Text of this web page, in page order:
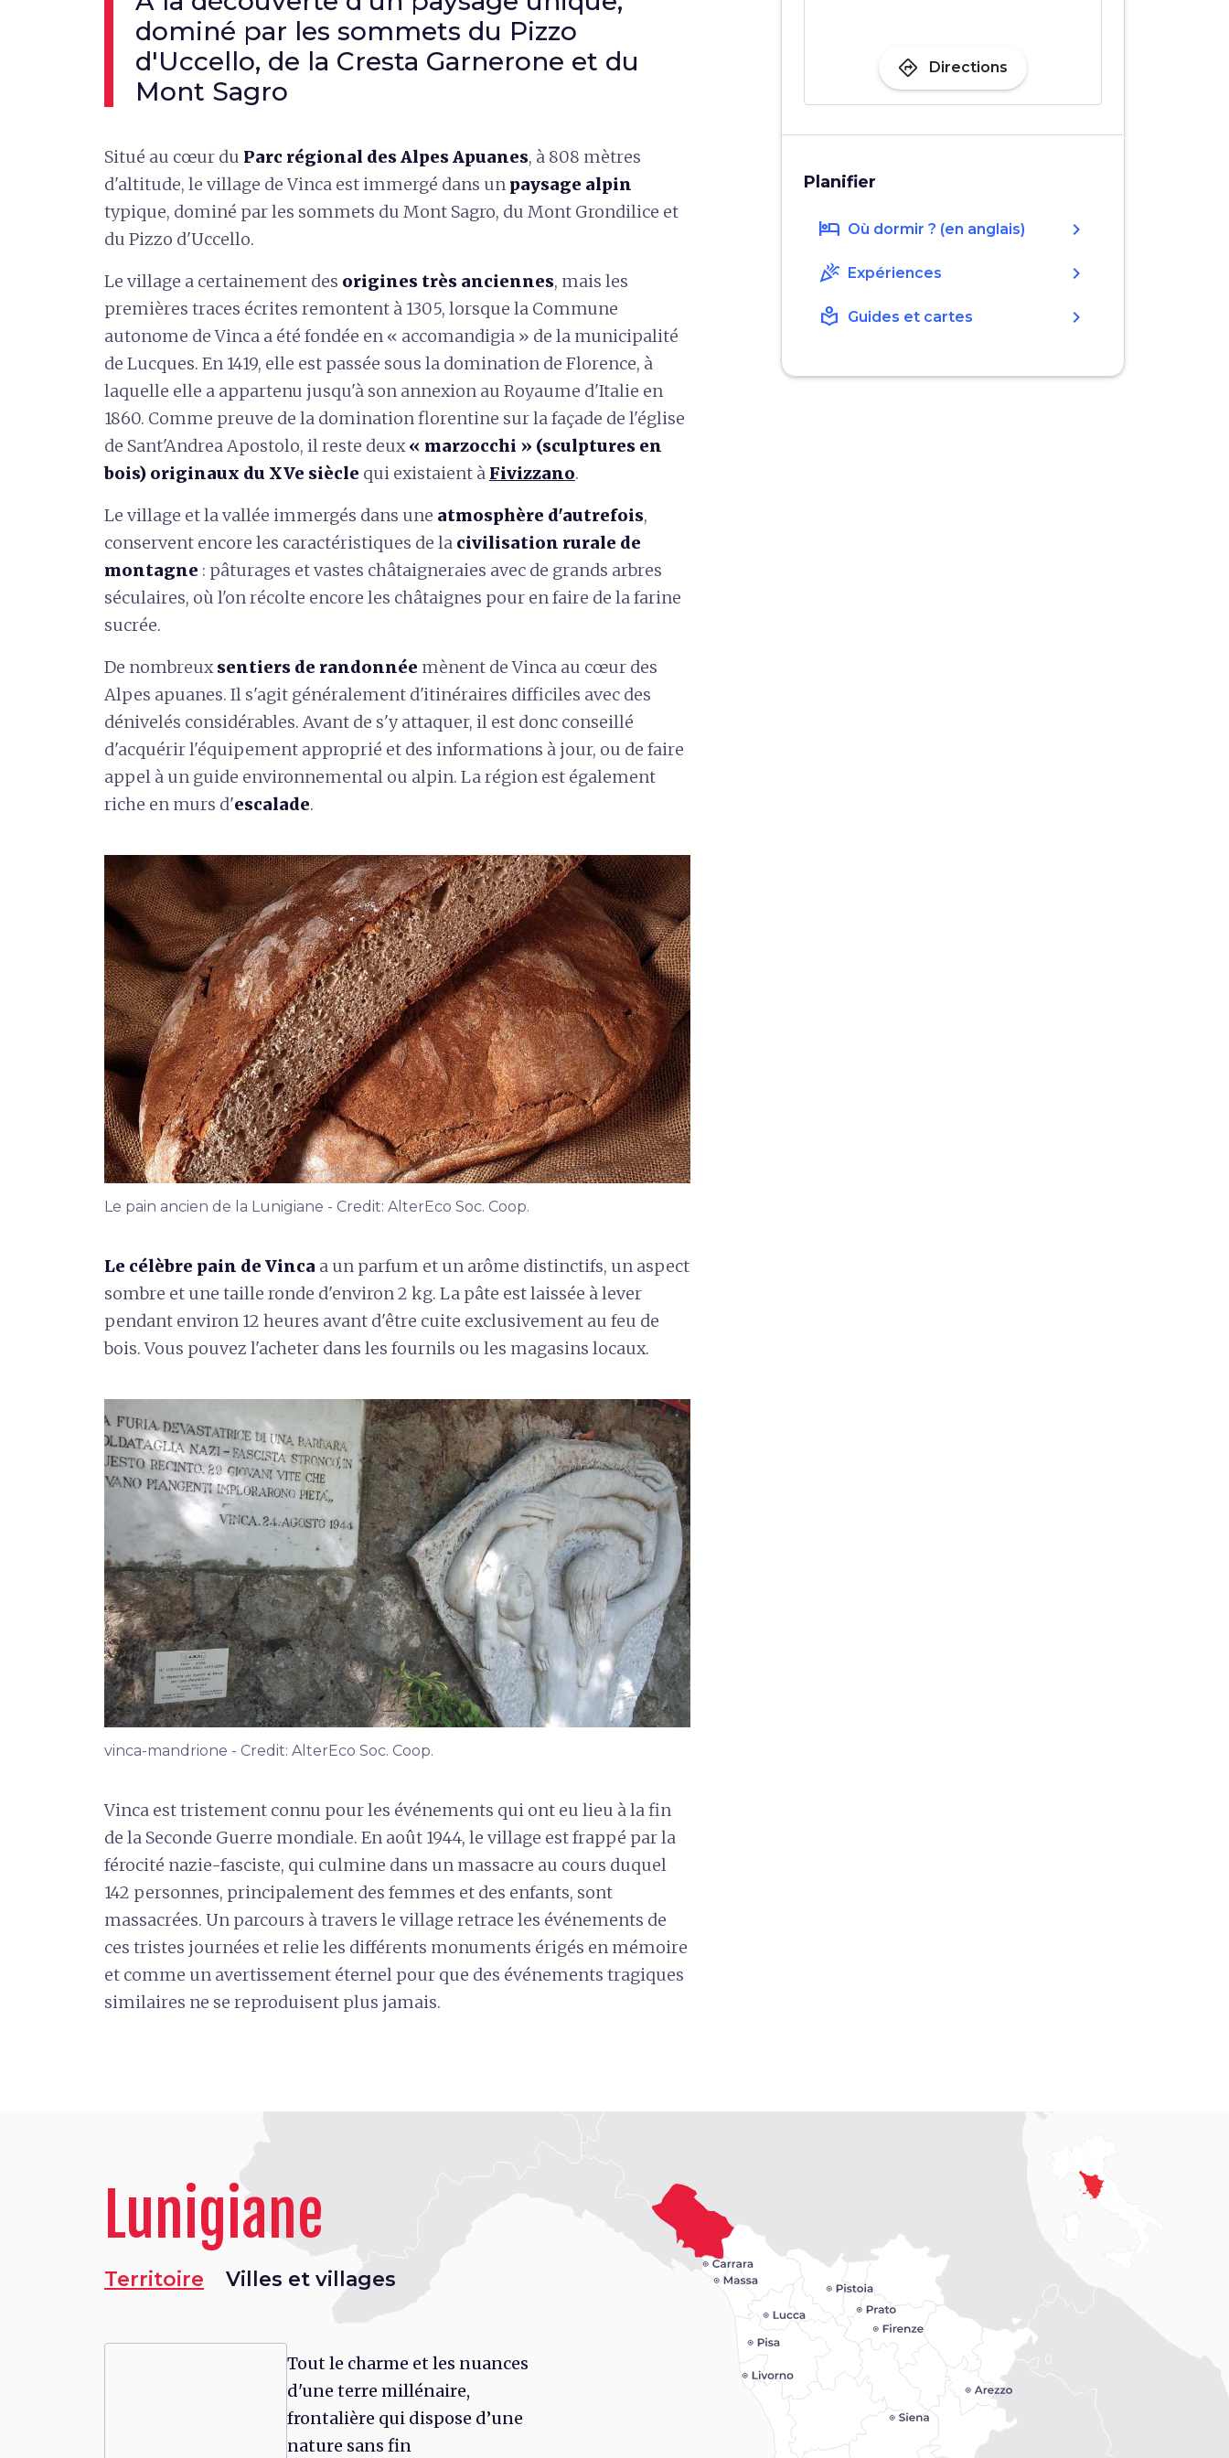
dominé par les sommets du Pizzo
d'Uccello, de la Cresta Garnerone et du
Mont Sagro
Situé au cœur du Parc régional des Alpes Apuanes, à 808 mètres
d'altitude, le village de Vinca est immergé dans un paysage alpin
typique, dominé par les sommets du Mont Sagro, du Mont Grondilice et
du Pizzo d'Uccello.
Le village a certainement des origines très anciennes, mais les
premières traces écrites remontent à 1305, lorsque la Commune
autonome de Vinca a été fondée en « accomandigia » de la municipalité
de Lucques. En 1419, elle est passée sous la domination de Florence, à
laquelle elle a appartenu jusqu'à son annexion au Royaume d'Italie en
1860. Comme preuve de la domination florentine sur la façade de l'église
de Sant'Andrea Apostolo, il reste deux« marzocchi » (sculptures en
bois) originaux du XVe siècle qui existaient à Fivizzano.
Le village et la vallée immergés dans une atmosphère d'autrefois,
conservent encore les caractéristiques de la civilisation rurale de
montagne : pâturages et vastes châtaigneraies avec de grands arbres
séculaires, où l'on récolte encore les châtaignes pour en faire de la farine
sucrée.
De nombreuxsentiers de randonnée mènent de Vinca au cœur des
Alpes apuanes. Il s'agit généralement d'itinéraires difficiles avec des
dénivelés considérables. Avant de s'y attaquer, il est donc conseillé
d'acquérir l'équipement approprié et des informations à jour, ou de faire
appel à un guide environnemental ou alpin. La région est également
riche en murs d'escalade.
Le pain ancien de la Lunigiane - Credit: AlterEco Soc. Coop.
Le célèbre pain de Vinca a un parfum et un arôme distinctifs, un aspect
sombre et une taille ronde d'environ 2 kg. La pâte est laissée à lever
pendant environ 12 heures avant d'être cuite exclusivement au feu de
bois. Vous pouvez l'acheter dans les fournils ou les magasins locaux.
vinca-mandrione - Credit: AlterEco Soc. Coop.
Vinca est tristement connu pour les événements qui ont eu lieu à la fin
de la Seconde Guerre mondiale. En août 1944, le village est frappé par la
férocité nazie-fasciste, qui culmine dans un massacre au cours duquel
142 personnes, principalement des femmes et des enfants, sont
massacrées. Un parcours à travers le village retrace les événements de
ces tristes journées et relie les différents monuments érigés en mémoire
et comme un avertissement éternel pour que des événements tragiques
similaires ne se reproduisent plus jamais.
directions Directions
Planifier
hotel Où dormir ? (en anglais) chevron_right
celebration Expériences chevron_right
local_library Guides et cartes chevron_right
Lunigiane
Territoire Villes et villages
Tout le charme et les nuances
d'une terre millénaire,
frontalière qui dispose d’une
nature sans fin